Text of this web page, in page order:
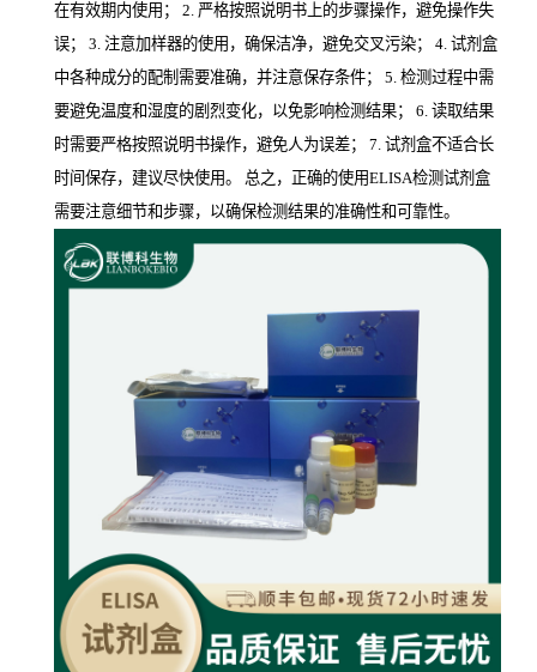
在有效期内使用； 2. 严格按照说明书上的步骤操作，避免操作失
误； 3. 注意加样器的使用，确保洁净，避免交叉污染； 4. 试剂盒
中各种成分的配制需要准确，并注意保存条件； 5. 检测过程中需
要避免温度和湿度的剧烈变化，以免影响检测结果； 6. 读取结果
时需要严格按照说明书操作，避免人为误差； 7. 试剂盒不适合长
时间保存，建议尽快使用。 总之，正确的使用ELISA检测试剂盒
需要注意细节和步骤，以确保检测结果的准确性和可靠性。